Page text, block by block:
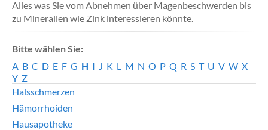
Alles was Sie vom Abnehmen über Magenbeschwerden bis
zu Mineralien wie Zink interessieren könnte.
Bitte wählen Sie:
A B C D E F G H I J K L M N O P Q R S T U V W X
Y Z
Halsschmerzen
Hämorrhoiden
Hausapotheke